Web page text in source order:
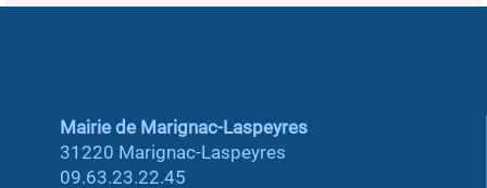
Mairie de Marignac-Laspeyres
31220 Marignac-Laspeyres
09.63.23.22.45